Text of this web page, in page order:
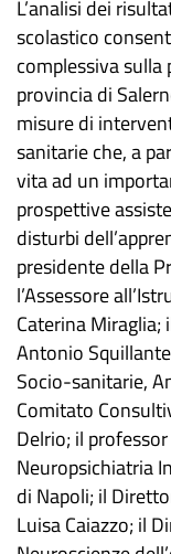
L’analisi dei
scolastico
complessiva sulla
provincia di
misure di
sanitarie che, a
vita ad un
prospettive
disturbi
presidente della
l’Assessore
Caterina Miraglia;
Antonio
Socio-sanitarie,
Comitato
Delrio; il
Neuropsichiatria
di Napoli; il
Luisa Caiazzo; il